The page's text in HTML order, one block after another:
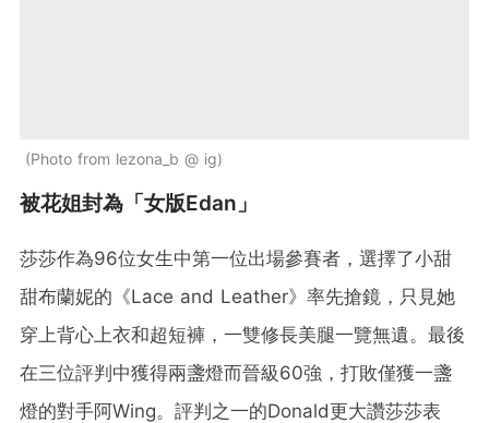
Photo from lezona_b @ ig
被花姐封為「女版Edan」
莎莎作為96位女生中第一位出場參賽者，選擇了小甜
甜布蘭妮的《Lace and Leather》率先搶鏡，只見她
穿上背心上衣和超短褲，一雙修長美腿一覽無遺。最後
在三位評判中獲得兩盞燈而晉級60強，打敗僅獲一盞
燈的對手阿Wing。評判之一的Donald更大讚莎莎表